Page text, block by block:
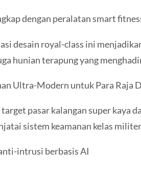
dengan peralatan smart
desain royal-class ini
hunian terapung yang
Ultra-Modern untuk Para Raja
pasar kalangan super kaya
sistem keamanan kelas
intrusi berbasis AI